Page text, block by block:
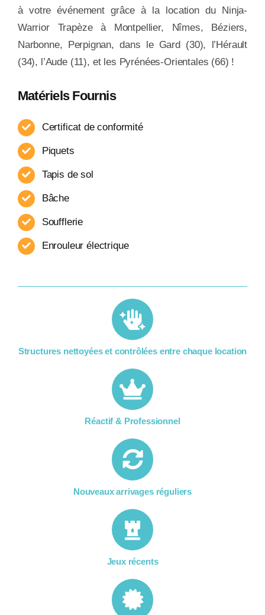
à votre événement grâce à la location du Ninja-
Warrior Trapèze à Montpellier, Nîmes, Béziers,
Narbonne, Perpignan, dans le Gard (30), l’Hérault
(34), l’Aude (11), et les Pyrénées-Orientales (66) !
Matériels Fournis
Certificat de conformité
Piquets
Tapis de sol
Bâche
Soufflerie
Enrouleur​ électrique
Structures nettoyées et contrôlées entre chaque location​
Réactif & Professionnel
Nouveaux arrivages réguliers
Jeux récents